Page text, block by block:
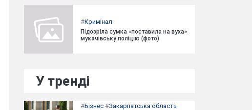
#Кримінал
Підозріла сумка «поставила на вуха»
мукачівську поліцію (фото)
У тренді
#Бізнес #Закарпатська область